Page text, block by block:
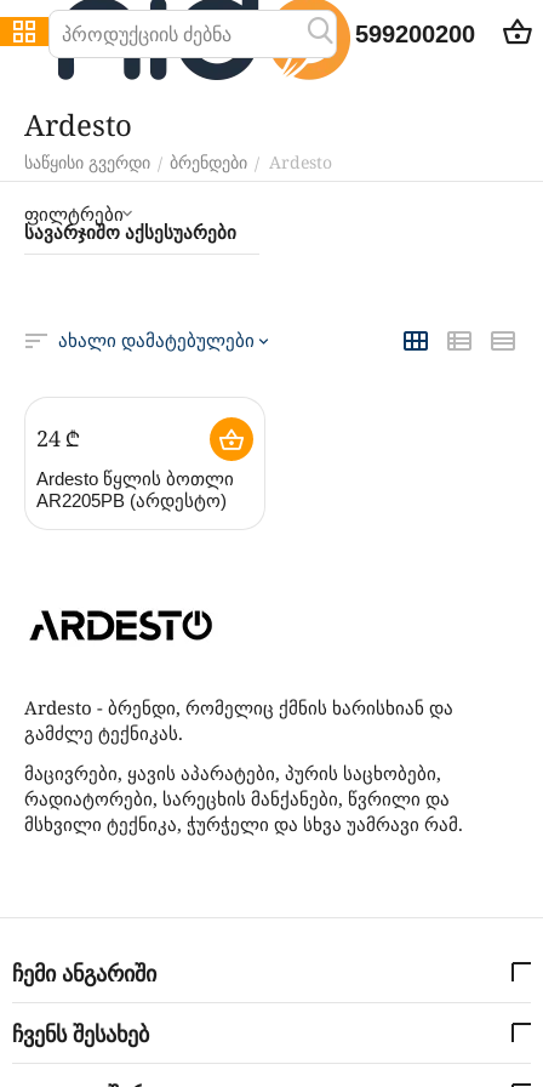
599200200
Ardesto
საწყისი გვერდი / ბრენდები / Ardesto
ფილტრები
Ardesto - ბრენდი, რომელიც ქმნის ხარისხიან და
გამძლე ტექნიკას.
მაცივრები, ყავის აპარატები, პურის საცხობები,
რადიატორები, სარეცხის მანქანები, წვრილი და
მსხვილი ტექნიკა, ჭურჭელი და სხვა უამრავი რამ.
სავარჯიშო აქსესუარები
ახალი დამატებულები
‍24‍₾
Ardesto წყლის ბოთლი
AR2205PB (არდესტო)
ჩემი ანგარიში
ჩვენს შესახებ